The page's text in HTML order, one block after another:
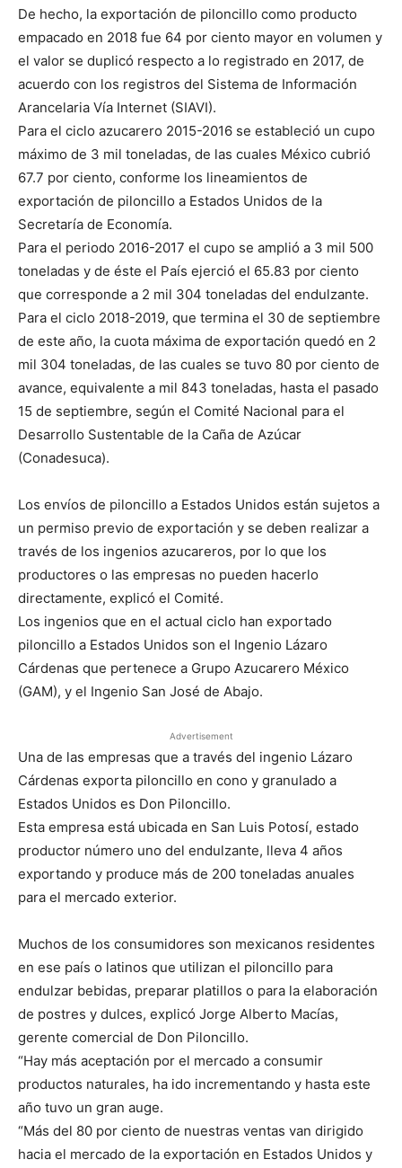
De hecho, la exportación de piloncillo como producto
empacado en 2018 fue 64 por ciento mayor en volumen y
el valor se duplicó respecto a lo registrado en 2017, de
acuerdo con los registros del Sistema de Información
Arancelaria Vía Internet (SIAVI).
Para el ciclo azucarero 2015-2016 se estableció un cupo
máximo de 3 mil toneladas, de las cuales México cubrió
67.7 por ciento, conforme los lineamientos de
exportación de piloncillo a Estados Unidos de la
Secretaría de Economía.
Para el periodo 2016-2017 el cupo se amplió a 3 mil 500
toneladas y de éste el País ejerció el 65.83 por ciento
que corresponde a 2 mil 304 toneladas del endulzante.
Para el ciclo 2018-2019, que termina el 30 de septiembre
de este año, la cuota máxima de exportación quedó en 2
mil 304 toneladas, de las cuales se tuvo 80 por ciento de
avance, equivalente a mil 843 toneladas, hasta el pasado
15 de septiembre, según el Comité Nacional para el
Desarrollo Sustentable de la Caña de Azúcar
(Conadesuca).
Los envíos de piloncillo a Estados Unidos están sujetos a
un permiso previo de exportación y se deben realizar a
través de los ingenios azucareros, por lo que los
productores o las empresas no pueden hacerlo
directamente, explicó el Comité.
Los ingenios que en el actual ciclo han exportado
piloncillo a Estados Unidos son el Ingenio Lázaro
Cárdenas que pertenece a Grupo Azucarero México
(GAM), y el Ingenio San José de Abajo.
Advertisement
Una de las empresas que a través del ingenio Lázaro
Cárdenas exporta piloncillo en cono y granulado a
Estados Unidos es Don Piloncillo.
Esta empresa está ubicada en San Luis Potosí, estado
productor número uno del endulzante, lleva 4 años
exportando y produce más de 200 toneladas anuales
para el mercado exterior.
Muchos de los consumidores son mexicanos residentes
en ese país o latinos que utilizan el piloncillo para
endulzar bebidas, preparar platillos o para la elaboración
de postres y dulces, explicó Jorge Alberto Macías,
gerente comercial de Don Piloncillo.
“Hay más aceptación por el mercado a consumir
productos naturales, ha ido incrementando y hasta este
año tuvo un gran auge.
“Más del 80 por ciento de nuestras ventas van dirigido
hacia el mercado de la exportación en Estados Unidos y